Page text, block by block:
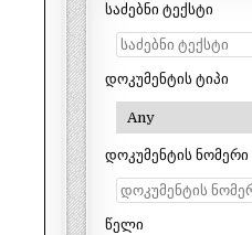
საძებნი ტექსტი
დოკუმენტის ტიპი
დოკუმენტის ნომერი
წელი